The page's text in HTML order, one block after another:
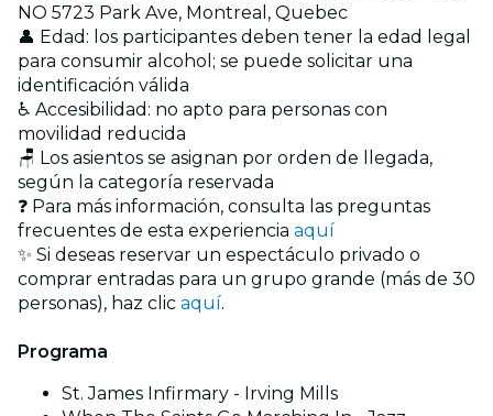
NO 5723 Park Ave, Montreal, Quebec
👤 Edad: los participantes deben tener la edad legal
para consumir alcohol; se puede solicitar una
identificación válida
♿ Accesibilidad: no apto para personas con
movilidad reducida
🪑 Los asientos se asignan por orden de llegada,
según la categoría reservada
❓ Para más información, consulta las preguntas
frecuentes de esta experiencia aquí
✨ Si deseas reservar un espectáculo privado o
comprar entradas para un grupo grande (más de 30
personas), haz clic aquí.
Programa
St. James Infirmary - Irving Mills